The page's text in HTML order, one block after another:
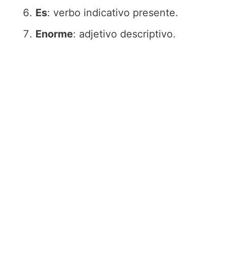
Es: verbo indicativo presente.
Enorme: adjetivo descriptivo.